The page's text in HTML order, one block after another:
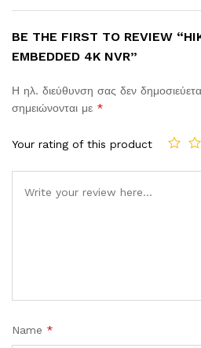
BE THE FIRST TO REVIEW
EMBEDDED 4K NVR”
Η ηλ. διεύθυνση σας δεν
σημειώνονται με *
Your rating of this product
Name *